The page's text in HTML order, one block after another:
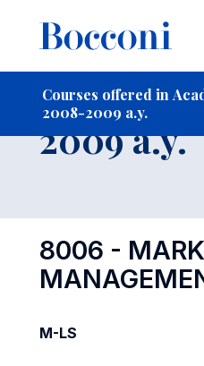
Courses offered in
2008-2009 a.y.
-
Course
2009 a.y.
8006 -
M-LS